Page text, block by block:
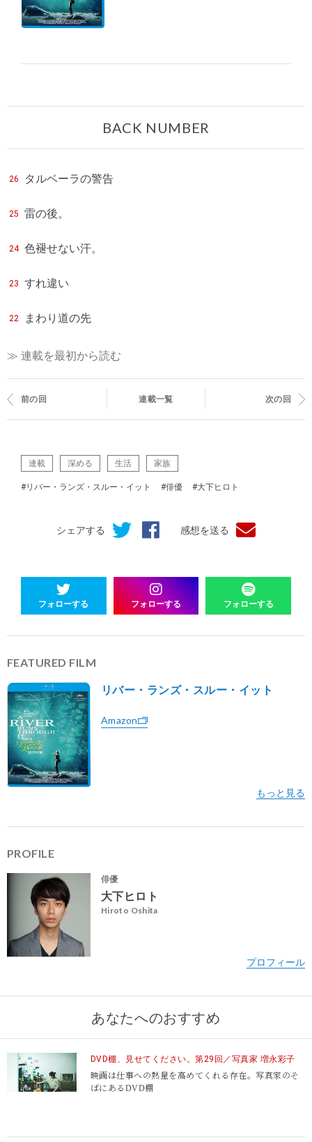
フォローする フォローする フォローする
BACK NUMBER
26 タルベーラの警告
25 雷の後。
24 色褪せない汗。
23 すれ違い
22 まわり道の先
≫ 連載を最初から読む
前の回 連載一覧 次の回
連載 深める 生活 家族
#リバー・ランズ・スルー・イット #俳優 #大下ヒロト
シェアする 感想を送る
FEATURED FILM
リバー・ランズ・スルー・イット
Amazon
PROFILE
俳優
大下ヒロト
Hiroto Oshita
http://www.office-saku.com/artists/new_actors/hiroto_oshita.html
あなたへのおすすめ
DVD棚、見せてください。第29回／写真家 増永彩子
映画は仕事への熱量を高めてくれる存在。写真家のそ
ばにあるDVD棚